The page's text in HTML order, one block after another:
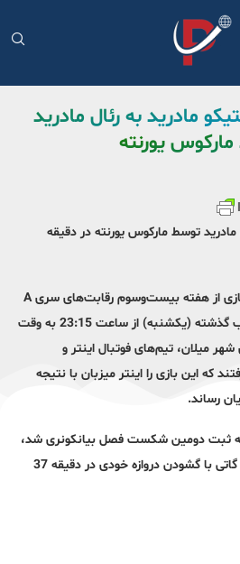
مادرید به رئال مادرید
یورنته
مادرید توسط مارکوس یورنته در دقیقه
به گزارش ایلنا، در مهمترین بازی از هفته بیست‌و‌سوم رقابت‌های سری A
ایتالیا در فصل 24-2023، شب گذشته (یکشنبه) از ساعت 23:15 به وقت
میلان، تیم‌های فوتبال اینتر و
که این بازی را اینتر میزبان با نتیجه
رساند.
به ثبت دومین شکست فصل بیانکونری شد،
مدافع میانی این تیم، فدریکو گاتی با گشودن دروازه خودی در دقیقه 37